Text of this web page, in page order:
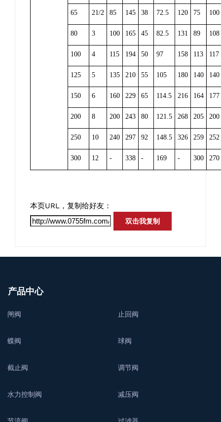
65 21/2 85 145 38 72.5 120 75 100
80 3 100 165 45 82.5 131 89 108
100 4 115 194 50 97 158 113 117
125 5 135 210 55 105 180 140 140
150 6 160 229 65 114.5 216 164 177
200 8 200 243 80 121.5 268 205 200
250 10 240 297 92 148.5 326 259 252
300 12 - 338 - 169 - 300 270
本页URL，复制给好友：
双击我复制
产品中心
闸阀 止回阀
蝶阀 球阀
截止阀 调节阀
水力控制阀 减压阀